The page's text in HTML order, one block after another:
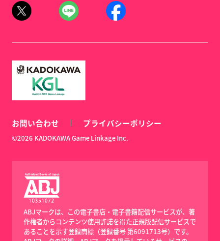
お問い合わせ プライバシーポリシー
©2026 KADOKAWA Game Linkage Inc.
ABJマークは、この電子書店・電子書籍配信サービスが、著
作権者からコンテンツ使用許諾を得た正規版配信サービスで
あることを示す登録商標（登録番号 第6091713号）です。